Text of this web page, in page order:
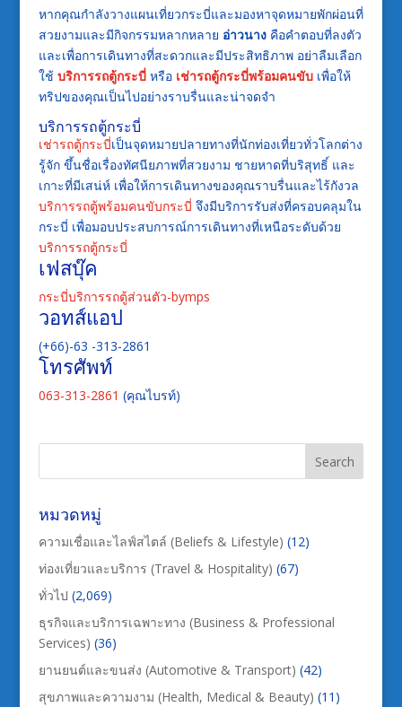
หากคุณกำลังวางแผนเที่ยวกระบี่และมองหาจุดหมายพักผ่อนที่
สวยงามและมีกิจกรรมหลากหลาย อ่าวนางคือคำตอบที่ลงตัว
และเพื่อการเดินทางที่สะดวกและมีประสิทธิภาพ อย่าลืมเลือก
ใช้ บริการรถตู้กระบี่หรือ เช่ารถตู้กระบี่พร้อมคนขับเพื่อให้
ทริปของคุณเป็นไปอย่างราบรื่นและน่าจดจำ
บริการรถตู้กระบี่
เช่ารถตู้กระบี่เป็นจุดหมายปลายทางที่นักท่องเที่ยวทั่วโลกต่าง
รู้จัก ขึ้นชื่อเรื่องทัศนียภาพที่สวยงาม ชายหาดที่บริสุทธิ์ และ
เกาะที่มีเสน่ห์ เพื่อให้การเดินทางของคุณราบรื่นและไร้กังวล
บริการรถตู้พร้อมคนขับกระบี่ จึงมีบริการรับส่งที่ครอบคลุมใน
กระบี่ เพื่อมอบประสบการณ์การเดินทางที่เหนือระดับด้วย
บริการรถตู้กระบี่
เฟสบุ๊ค
กระบี่บริการรถตู้ส่วนตัว-bymps
วอทส์แอป
(+66)-63 -313-2861
โทรศัพท์
063-313-2861 (คุณไบรท์)
หมวดหมู่
ความเชื่อและไลฟ์สไตล์ (Beliefs & Lifestyle) (12)
ท่องเที่ยวและบริการ (Travel & Hospitality) (67)
ทั่วไป (2,069)
ธุรกิจและบริการเฉพาะทาง (Business & Professional
Services) (36)
ยานยนต์และขนส่ง (Automotive & Transport) (42)
สุขภาพและความงาม (Health, Medical & Beauty) (11)